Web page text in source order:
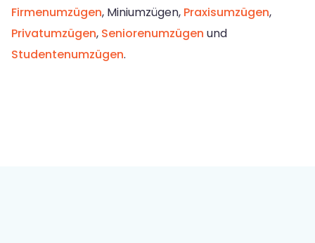
Firmenumzügen, Miniumzügen, Praxisumzügen,
Privatumzügen, Seniorenumzügen und
Studentenumzügen.